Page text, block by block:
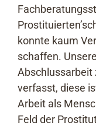
konnte kaum
schaffen.
Abschlussarbeit
verfasst, diese
Arbeit als
Feld der